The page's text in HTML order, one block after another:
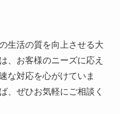
生活の質を向上させる大
、お客様のニーズに応え
な対応を心がけていま
、ぜひお気軽にご相談く